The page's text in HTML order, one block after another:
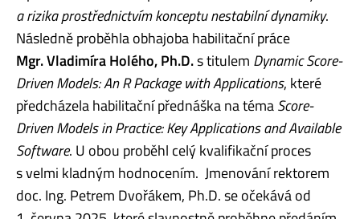
a rizika prostřednictvím konceptu nestabilní dynamiky.
Následně proběhla obhajoba habilitační práce
Mgr. Vladimíra Holého, Ph.D.s titulem Dynamic Score-
Driven Models: An R Package with Applications, které
předcházela habilitační přednáška na témaScore-
Driven Models in Practice: Key Applications and Available
Software. U obou proběhl celý kvalifikační proces
s velmi kladným hodnocením. Jmenování rektorem
doc. Ing. Petrem Dvořákem, Ph.D. se očekává od